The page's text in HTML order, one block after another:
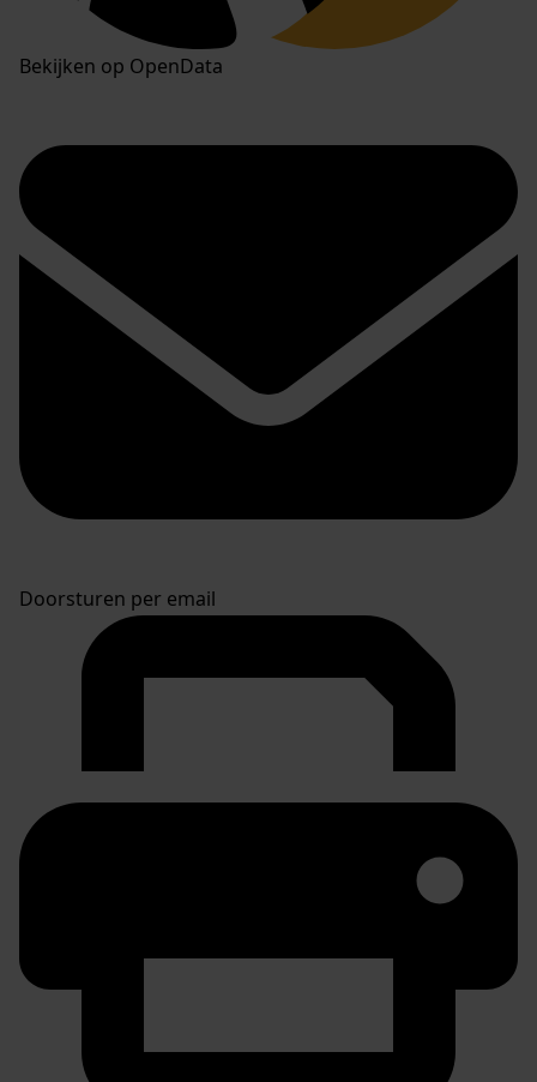
Bekijken op OpenData
Doorsturen per email